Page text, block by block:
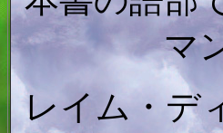
マ
レイム・デ